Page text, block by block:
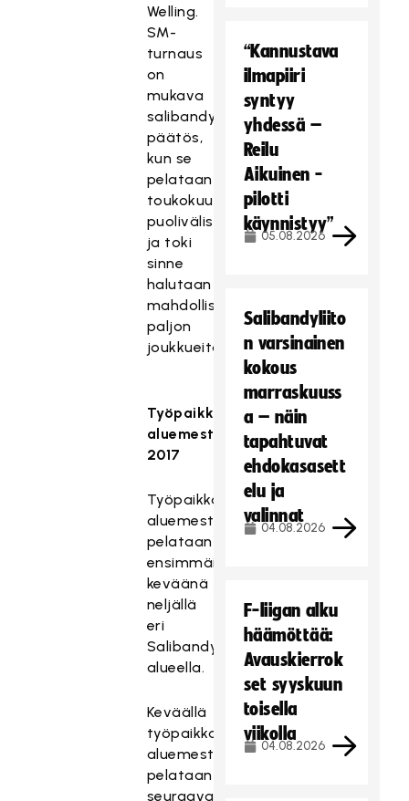
Welling.
SM-
turnaus
on
mukava
salibandykauden
päätös,
kun se
pelataan
toukokuun
puolivälissä
ja toki
sinne
halutaan
mahdollisimman
paljon
joukkueita.
Työpaikkasalibandyn
aluemestaruusturnaukset
2017
Työpaikkasalibandyn
aluemestaruusturnauksia
pelataan
ensimmäisenä
keväänä
neljällä
eri
Salibandyliiton
alueella.
Keväällä
työpaikkasalibandyn
aluemestaruusturnauksia
pelataan
seuraavasti:
“Kannustava
ilmapiiri
syntyy
yhdessä –
Reilu
Aikuinen -
pilotti
käynnistyy”
05.08.2026
Salibandyliito
n varsinainen
kokous
marraskuuss
a – näin
tapahtuvat
ehdokasasett
elu ja
valinnat
04.08.2026
F-liigan alku
häämöttää:
Avauskierrok
set syyskuun
toisella
viikolla
04.08.2026